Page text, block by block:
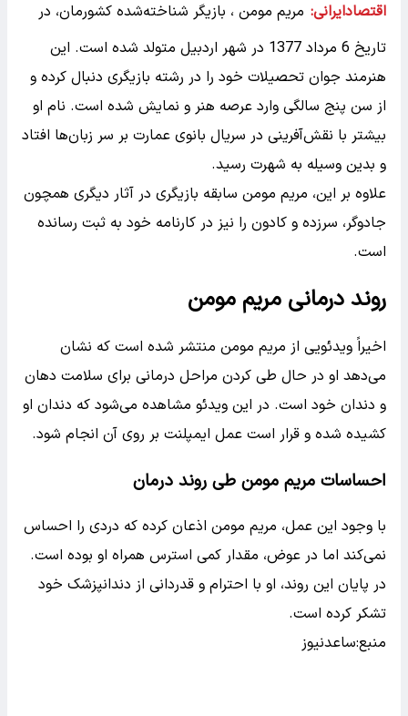
اقتصادایرانی: مریم مومن ، بازیگر شناخته‌شده کشورمان، در
تاریخ 6 مرداد 1377 در شهر اردبیل متولد شده است. این
هنرمند جوان تحصیلات خود را در رشته بازیگری دنبال کرده و
از سن پنج سالگی وارد عرصه هنر و نمایش شده است. نام او
بیشتر با نقش‌آفرینی در سریال بانوی عمارت بر سر زبان‌ها افتاد
و بدین وسیله به شهرت رسید.
علاوه بر این، مریم مومن سابقه بازیگری در آثار دیگری همچون
جادوگر، سرزده و کادون را نیز در کارنامه خود به ثبت رسانده
است.
روند درمانی مریم مومن
اخیراً ویدئویی از مریم مومن منتشر شده است که نشان
می‌دهد او در حال طی کردن مراحل درمانی برای سلامت دهان
و دندان خود است. در این ویدئو مشاهده می‌شود که دندان او
کشیده شده و قرار است عمل ایمپلنت بر روی آن انجام شود.
احساسات مریم مومن طی روند درمان
با وجود این عمل، مریم مومن اذعان کرده که دردی را احساس
نمی‌کند اما در عوض، مقدار کمی استرس همراه او بوده است.
در پایان این روند، او با احترام و قدردانی از دندانپزشک خود
تشکر کرده است.
منبع:ساعدنیوز